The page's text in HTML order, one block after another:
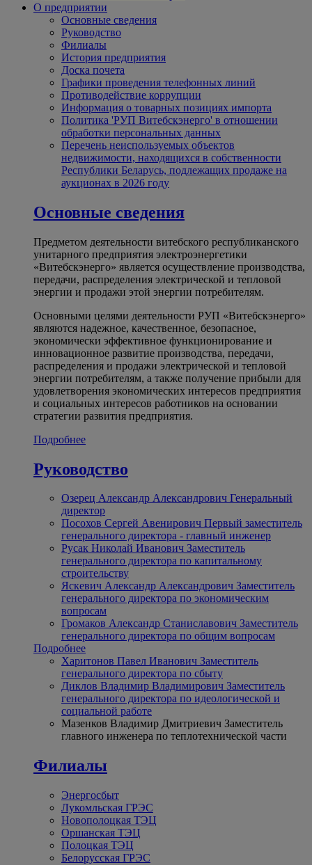
О предприятии
Основные сведения
Руководство
Филиалы
История предприятия
Доска почета
Графики проведения телефонных линий
Противодействие коррупции
Информация о товарных позициях импорта
Политика 'РУП Витебскэнерго' в отношении
обработки персональных данных
Перечень неиспользуемых объектов
недвижимости, находящихся в собственности
Республики Беларусь, подлежащих продаже на
аукционах в 2026 году
Основные сведения
Предметом деятельности витебского республиканского
унитарного предприятия электроэнергетики
«Витебскэнерго» является осуществление производства,
передачи, распределения электрической и тепловой
энергии и продажи этой энергии потребителям.
Основными целями деятельности РУП «Витебскэнерго»
являются надежное, качественное, безопасное,
экономически эффективное функционирование и
инновационное развитие производства, передачи,
распределения и продажи электрической и тепловой
энергии потребителям, а также получение прибыли для
удовлетворения экономических интересов предприятия
и социальных интересов работников на основании
стратегии развития предприятия.
Подробнее
Руководство
Озерец Александр Александрович Генеральный
директор
Посохов Сергей Авенирович Первый заместитель
генерального директора - главный инженер
Русак Николай Иванович Заместитель
генерального директора по капитальному
строительству
Яскевич Александр Александрович Заместитель
генерального директора по экономическим
вопросам
Громаков Александр Станиславович Заместитель
генерального директора по общим вопросам
Подробнее
Харитонов Павел Иванович Заместитель
генерального директора по сбыту
Диклов Владимир Владимирович Заместитель
генерального директора по идеологической и
социальной работе
Мазенков Владимир Дмитриевич Заместитель
главного инженера по теплотехнической части
Филиалы
Энергосбыт
Лукомльская ГРЭС
Новополоцкая ТЭЦ
Оршанская ТЭЦ
Полоцкая ТЭЦ
Белорусская ГРЭС